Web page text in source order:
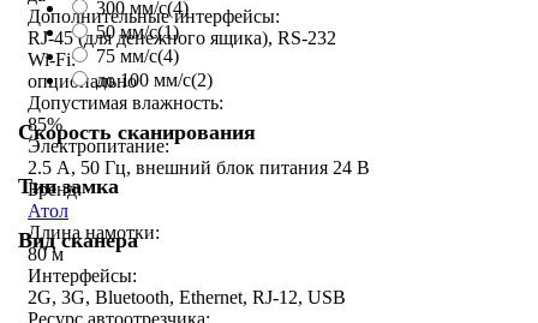
300 мм/с(4)
50 мм/с(1)
75 мм/с(4)
до 100 мм/с(2)
Скорость сканирования
Тип замка
Вид сканера
Дополнительные интерфейсы:
RJ-45 (для денежного ящика), RS-232
Wi-Fi:
опционально
Допустимая влажность:
85%
Электропитание:
2.5 А, 50 Гц, внешний блок питания 24 В
Бренд:
Атол
Длина намотки:
80 м
Интерфейсы:
2G, 3G, Bluetooth, Ethernet, RJ-12, USB